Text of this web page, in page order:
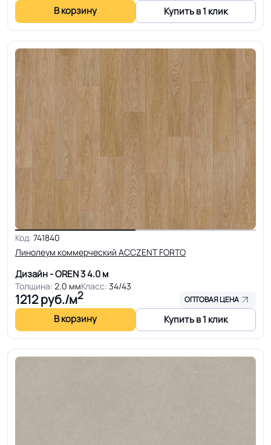
В корзину Купить в 1 клик
Код: 741840
Линолеум коммерческий ACCZENT FORTO
Дизайн - OREN 34.0 м
Толщина: 2.0 ммКласс: 34/43
1212руб./м2 ОПТОВАЯ ЦЕНА
В корзину Купить в 1 клик